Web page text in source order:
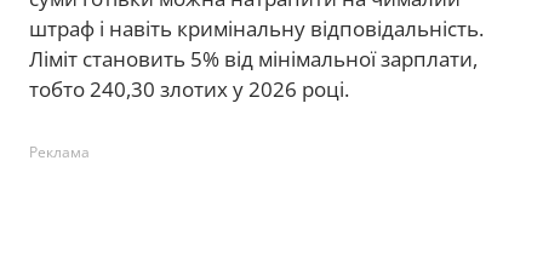
штраф і навіть кримінальну відповідальність.
Ліміт становить 5% від мінімальної зарплати,
тобто 240,30 злотих у 2026 році.
Реклама